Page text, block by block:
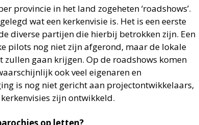
provincie in het land zogeheten ‘roadshows’.
wat een kerkenvisie is. Het is een eerste
diverse partijen die hierbij betrokken zijn. Een
pilots nog niet zijn afgerond, maar de lokale
zullen gaan krijgen. Op de roadshows komen
ook veel eigenaren en
is nog niet gericht aan projectontwikkelaars,
zijn ontwikkeld.